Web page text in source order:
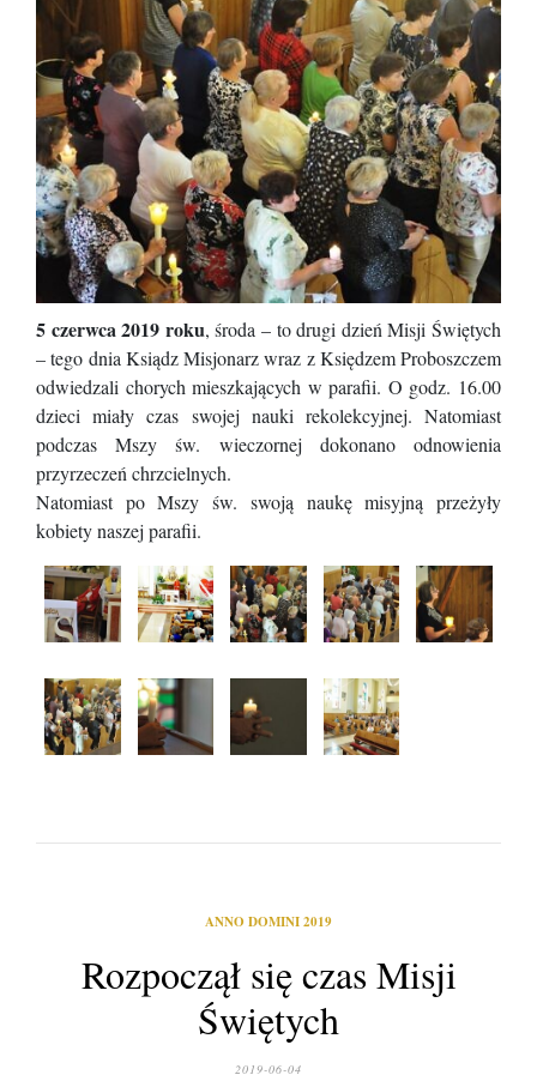
5 czerwca 2019 roku, środa – to drugi dzień Misji Świętych
– tego dnia Ksiądz Misjonarz wraz z Księdzem Proboszczem
odwiedzali chorych mieszkających w parafii. O godz. 16.00
dzieci miały czas swojej nauki rekolekcyjnej. Natomiast
podczas Mszy św. wieczornej dokonano odnowienia
przyrzeczeń chrzcielnych.
Natomiast po Mszy św. swoją naukę misyjną przeżyły
kobiety naszej parafii.
ANNO DOMINI 2019
Rozpoczął się czas Misji
Świętych
2019-06-04